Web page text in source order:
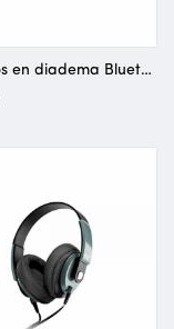
Audífonos en diadema Bluetooth – Klip Xtreme Fury Negro